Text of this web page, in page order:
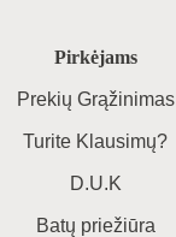
Pirkėjams
Prekių Grąžinimas
Turite Klausimų?
D.U.K
Batų priežiūra